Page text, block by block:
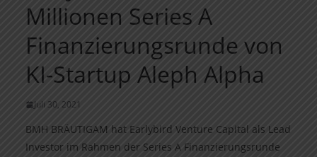
Millionen Series A
Finanzierungsrunde von
KI-Startup Aleph Alpha
Juli 30, 2021
BMH BRÄUTIGAM hat Earlybird Venture Capital als Lead
Investor im Rahmen der Series A Finanzierungsrunde